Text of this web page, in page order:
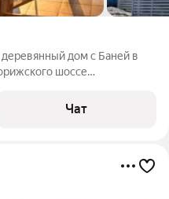
дом с Баней в
шоссе
сам дом находится на
Чат